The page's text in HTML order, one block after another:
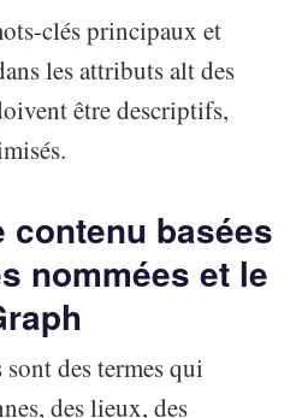
clés principaux et
les attributs alt des
être descriptifs,
contenu basées
nommées et le
des termes qui
des lieux, des